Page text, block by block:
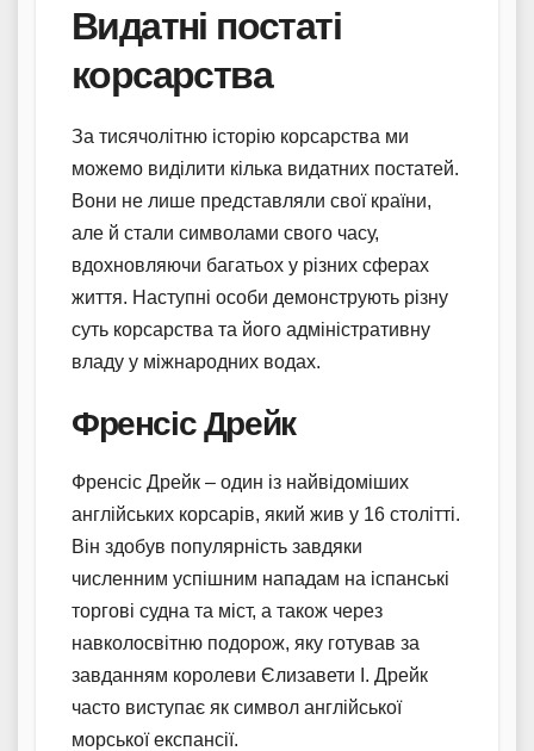
Видатні постаті
корсарства
За тисячолітню історію корсарства ми
можемо виділити кілька видатних постатей.
Вони не лише представляли свої країни,
але й стали символами свого часу,
вдохновляючи багатьох у різних сферах
життя. Наступні особи демонструють різну
суть корсарства та його адміністративну
владу у міжнародних водах.
Френсіс Дрейк
Френсіс Дрейк – один із найвідоміших
англійських корсарів, який жив у 16 столітті.
Він здобув популярність завдяки
численним успішним нападам на іспанські
торгові судна та міст, а також через
навколосвітню подорож, яку готував за
завданням королеви Єлизавети I. Дрейк
часто виступає як символ англійської
морської експансії.